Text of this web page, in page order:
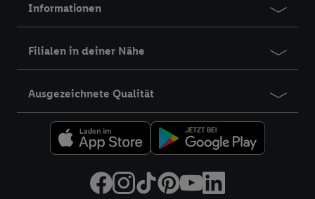
Informationen
Filialen in deiner Nähe
Ausgezeichnete Qualität